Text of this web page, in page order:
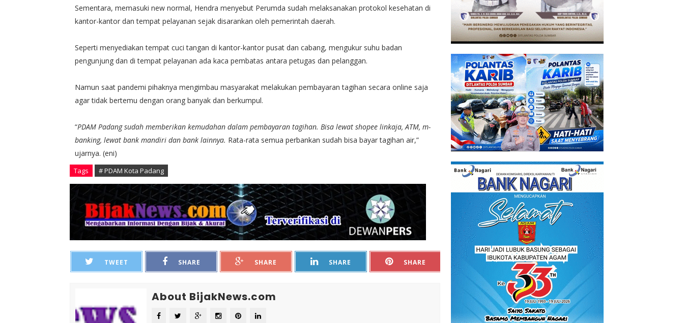
Sementara, memasuki new normal, Hendra menyebut Perumda sudah melaksanakan protokol kesehatan di
kantor-kantor dan tempat pelayanan sejak disarankan oleh pemerintah daerah.
Seperti menyediakan tempat cuci tangan di kantor-kantor pusat dan cabang, mengukur suhu badan
pengunjung dan di tempat pelayanan ada kaca pembatas antara petugas dan pelanggan.
Namun saat pandemi pihaknya mengimbau masyarakat melakukan pembayaran tagihan secara online saja
agar tidak bertemu dengan orang banyak dan berkumpul.
“PDAM Padang sudah memberikan kemudahan dalam pembayaran tagihan. Bisa lewat shopee linkaja, ATM, m-
banking, lewat bank mandiri dan bank lainnya. Rata-rata semua perbankan sudah bisa bayar tagihan air,”
ujarnya. (eni)
Tags # PDAM Kota Padang
TWEET SHARE SHARE SHARE SHARE
About BijakNews.com